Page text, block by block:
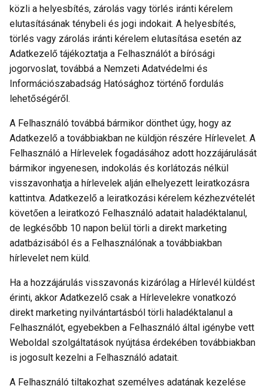
közli a helyesbítés, zárolás vagy törlés iránti kérelem
elutasításának ténybeli és jogi indokait. A helyesbítés,
törlés vagy zárolás iránti kérelem elutasítása esetén az
Adatkezelő tájékoztatja a Felhasználót a bírósági
jogorvoslat, továbbá a Nemzeti Adatvédelmi és
Információszabadság Hatósághoz történő fordulás
lehetőségéről.
A Felhasználó továbbá bármikor dönthet úgy, hogy az
Adatkezelő a továbbiakban ne küldjön részére Hírlevelet. A
Felhasználó a Hírlevelek fogadásához adott hozzájárulását
bármikor ingyenesen, indokolás és korlátozás nélkül
visszavonhatja a hírlevelek alján elhelyezett leiratkozásra
kattintva. Adatkezelő a leiratkozási kérelem kézhezvételét
követően a leiratkozó Felhasználó adatait haladéktalanul,
de legkésőbb 10 napon belül törli a direkt marketing
adatbázisából és a Felhasználónak a továbbiakban
hírlevelet nem küld.
Ha a hozzájárulás visszavonás kizárólag a Hírlevél küldést
érinti, akkor Adatkezelő csak a Hírlevelekre vonatkozó
direkt marketing nyilvántartásból törli haladéktalanul a
Felhasználót, egyebekben a Felhasználó által igénybe vett
Weboldal szolgáltatások nyújtása érdekében továbbiakban
is jogosult kezelni a Felhasználó adatait.
A Felhasználó tiltakozhat személyes adatának kezelése